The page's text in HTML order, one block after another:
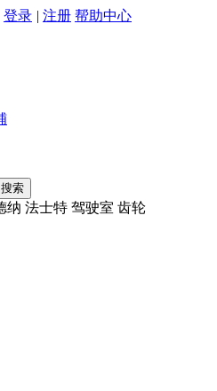
登录 | 注册 帮助中心
纳 法士特 驾驶室 齿轮